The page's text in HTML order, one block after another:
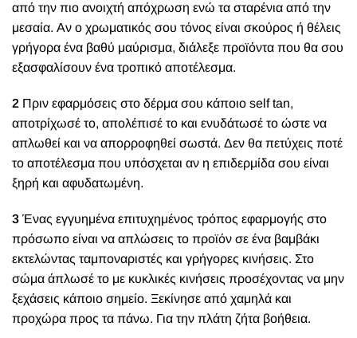
από την πιο ανοιχτή απόχρωση ενώ τα σταρένια από την
μεσαία. Αν ο χρωματικός σου τόνος είναι σκούρος ή θέλεις
γρήγορα ένα βαθύ μαύρισμα, διάλεξε προϊόντα που θα σου
εξασφαλίσουν ένα τροπικό αποτέλεσμα.
2 Πριν εφαρμόσεις στο δέρμα σου κάποιο self tan,
αποτρίχωσέ το, απολέπισέ το και ενυδάτωσέ το ώστε να
απλωθεί και να απορροφηθεί σωστά. Δεν θα πετύχεις ποτέ
το αποτέλεσμα που υπόσχεται αν η επιδερμίδα σου είναι
ξηρή και αφυδατωμένη.
3 Ένας εγγυημένα επιτυχημένος τρόπος εφαρμογής στο
πρόσωπο είναι να απλώσεις το προϊόν σε ένα βαμβάκι
εκτελώντας ταμποναριστές και γρήγορες κινήσεις. Στο
σώμα άπλωσέ το με κυκλικές κινήσεις προσέχοντας να μην
ξεχάσεις κάποιο σημείο. Ξεκίνησε από χαμηλά και
προχώρα προς τα πάνω. Για την πλάτη ζήτα βοήθεια.